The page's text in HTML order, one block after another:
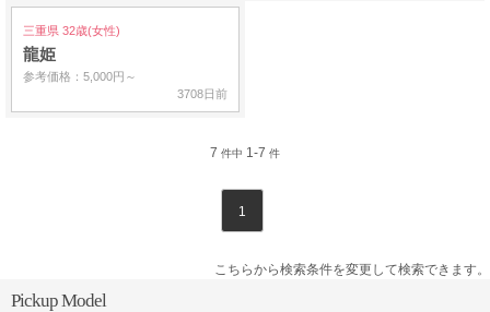
三重県 32歳(女性)
龍姫
参考価格：5,000円～
3708日前
7 件中 1-7 件
1
こちらから検索条件を変更して検索できます。
Pickup Model